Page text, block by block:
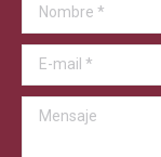
Nombre *
E-mail *
Mensaje